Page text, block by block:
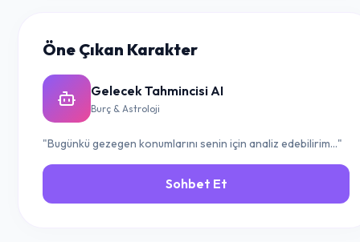
Öne Çıkan Karakter
Gelecek Tahmincisi AI
Burç & Astroloji
"Bugünkü gezegen konumlarını senin için analiz edebilirim..."
Sohbet Et